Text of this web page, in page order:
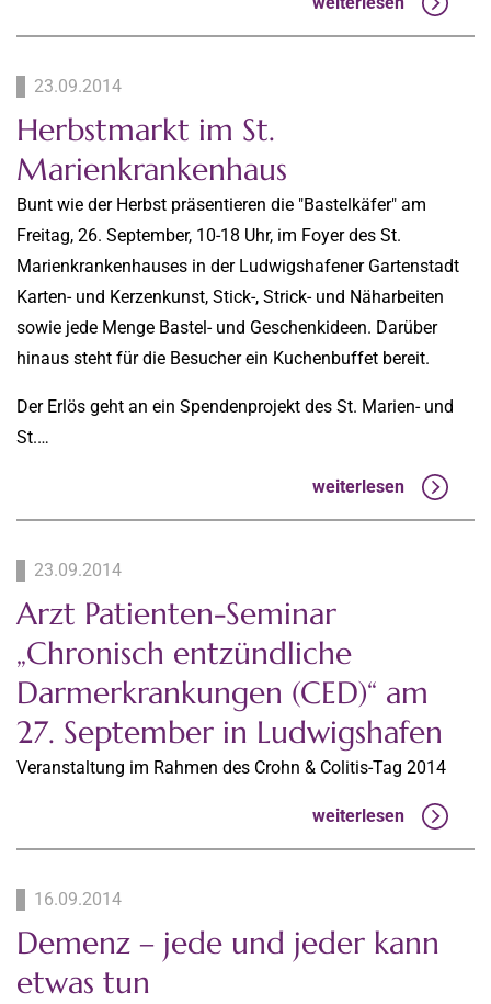
23.09.2014
Herbstmarkt im St.
Marienkrankenhaus
Bunt wie der Herbst präsentieren die "Bastelkäfer" am
Freitag, 26. September, 10-18 Uhr, im Foyer des St.
Marienkrankenhauses in der Ludwigshafener Gartenstadt
Karten- und Kerzenkunst, Stick-, Strick- und Näharbeiten
sowie jede Menge Bastel- und Geschenkideen. Darüber
hinaus steht für die Besucher ein Kuchenbuffet bereit.
Der Erlös geht an ein Spendenprojekt des St. Marien- und
St.…
weiterlesen
23.09.2014
Arzt Patienten-Seminar
„Chronisch entzündliche
Darmerkrankungen (CED)“ am
27. September in Ludwigshafen
Veranstaltung im Rahmen des Crohn & Colitis-Tag 2014
weiterlesen
16.09.2014
Demenz – jede und jeder kann
etwas tun